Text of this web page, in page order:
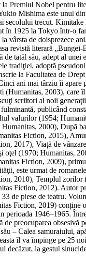
Premiul Nobel pentru
Mishima este unul
secolului trecut. Kimitake
în 1925 la Tokyo într-o
vârsta de doisprezece
revistă literară „Bungei-
de tatăl său, adept al unei
tradiţiei, adoptă
la Facultatea de
ani mai târziu îi apare
(Humanitas, 2003), care
scriitori ai noii
publicând
valurilor (1954;
2000), După
Fiction, 2015),
2017), Viață de
oţel (1970; Humanitas,
Fiction, 2009),
este urmat de
2010), Templul zorilor
Fiction, 2012). Autor
de piese de teatru.
Fiction, 2019) conține
perioada 1946–1965.
de preocuparea obsesivă
– Calea samuraiului,
îl va împinge pe 25
decăzut, la gestul